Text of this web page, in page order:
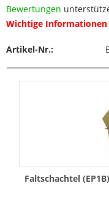
Bewertungen
Wichtige Informationen
Artikel-Nr.:
Faltschachtel